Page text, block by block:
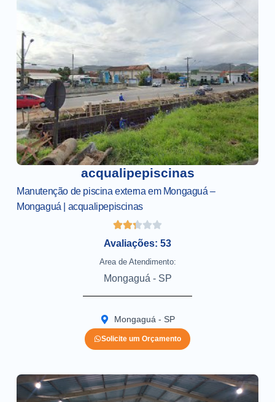
acqualipepiscinas
Manutenção de piscina externa em Mongaguá –
Mongaguá | acqualipepiscinas
Avaliações: 53
Area de Atendimento:
Mongaguá - SP
Mongaguá - SP
Solicite um Orçamento